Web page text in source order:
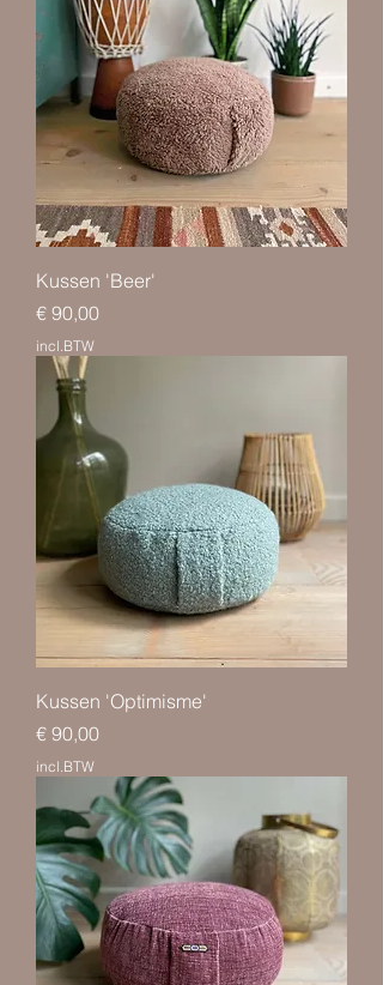
Kussen 'Beer'
Prijs
€ 90,00
incl.BTW
Kussen 'Optimisme'
Prijs
€ 90,00
incl.BTW